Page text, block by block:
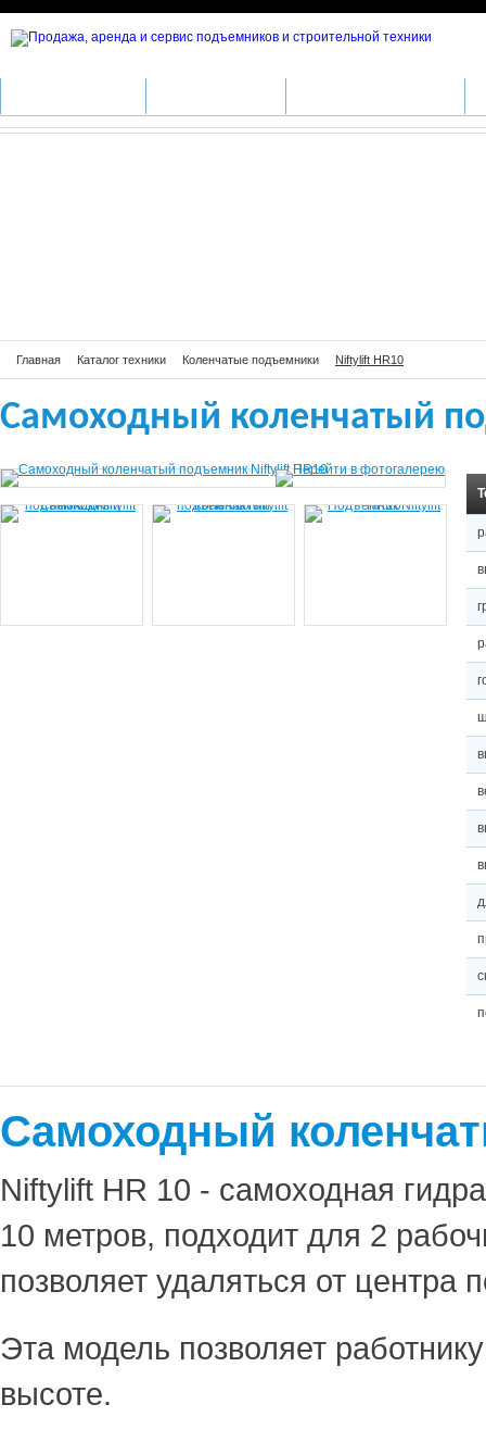
Самоходный коленчатый
Главная Каталог техники Коленчатые подъемники Niftylift HR10
Самоходный коленчатый
Самоходный
Niftylift HR 10 - самоходная
10 метров, подходит для 2
позволяет удаляться от центра
Эта модель позволяет
высоте.